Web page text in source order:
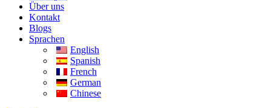
Über uns
Kontakt
Blogs
Sprachen
English
Spanish
French
German
Chinese